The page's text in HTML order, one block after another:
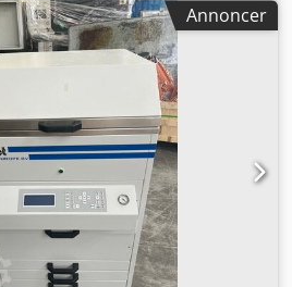
i det populære 24″×20″
med EasyClamp for hurtig
Codpew Tc Tfjfx
sælgers dossier) • Model: Esko
7.5 • Maks. pladestørrelse: 609 ×
220–240 V, 1/N/PE, 6
dimensioner (B×D×H): 1160 × 700 ×
• Serienummer: 107199 | År:
EasyClamp vakuumtromle-
• Fra virksomhedslukning;
frem til lukning og kan
Annoncer